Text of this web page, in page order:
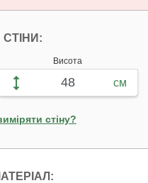
СТІНИ:
Висота
см
стіну?